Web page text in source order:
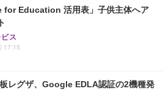
for Education 活用表」子供主体へア
ス
17:15
レグザ、Google EDLA認証の2機種発